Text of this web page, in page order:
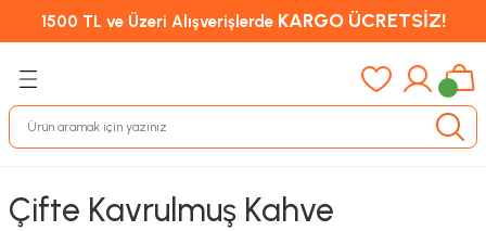
1500 TL ve Üzeri Alışverişlerde KARGO ÜCRETSİZ!
Çifte Kavrulmuş Kahve